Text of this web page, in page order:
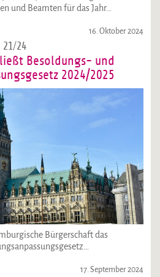
und Beamten für das Jahr…
16. Oktober 2024
24
Besoldungs- und
2024/2025
Bürgerschaft das
17. September 2024